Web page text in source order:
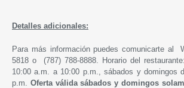
Detalles adicionales:
Para más información puedes comunicarte al
5818 o (787) 788-8888. Horario del
10:00 a.m. a 10:00 p.m., sábados y domingos
p.m. Oferta válida sábados y domingos